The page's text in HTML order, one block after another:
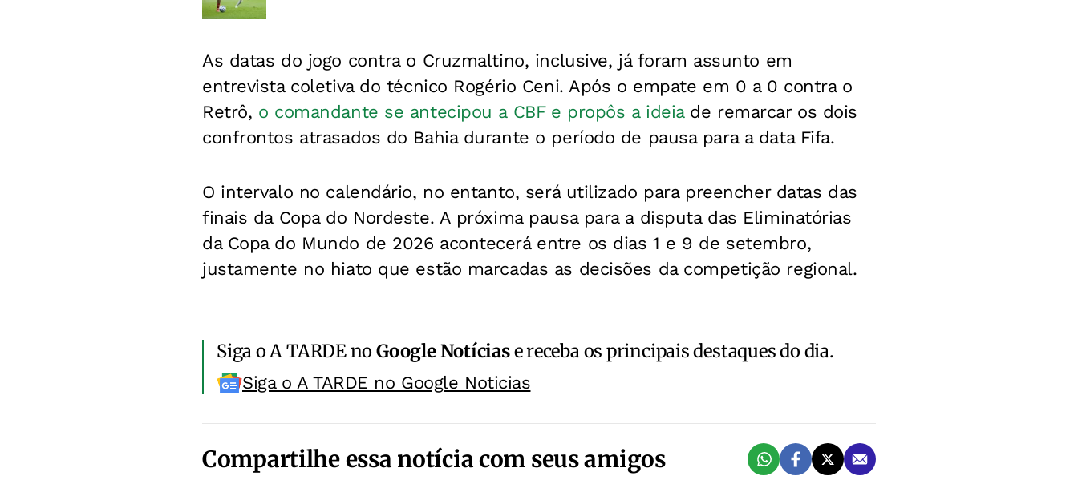
As datas do jogo contra o Cruzmaltino, inclusive, já foram assunto em
entrevista coletiva do técnico Rogério Ceni. Após o empate em 0 a 0 contra o
Retrô, o comandante se antecipou a CBF e propôs a ideiade remarcar os dois
confrontos atrasados do Bahia durante o período de pausa para a data Fifa.
O intervalo no calendário, no entanto, será utilizado para preencher datas das
finais da Copa do Nordeste. A próxima pausa para a disputa das Eliminatórias
da Copa do Mundo de 2026 acontecerá entre os dias 1 e 9 de setembro,
justamente no hiato que estão marcadas as decisões da competição regional.
Siga o A TARDE noGoogle Notíciase receba os principais destaques do dia.
Siga o A TARDE no Google Noticias
Compartilhe essa notícia com seus amigos